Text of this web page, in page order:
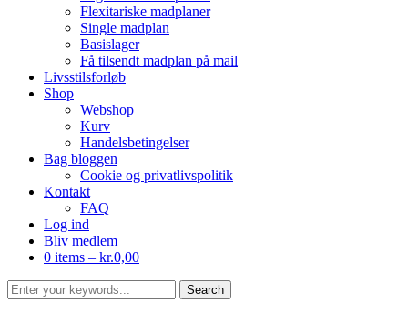
Flexitariske madplaner
Single madplan
Basislager
Få tilsendt madplan på mail
Livsstilsforløb
Shop
Webshop
Kurv
Handelsbetingelser
Bag bloggen
Cookie og privatlivspolitik
Kontakt
FAQ
Log ind
Bliv medlem
0 items – kr.0,00